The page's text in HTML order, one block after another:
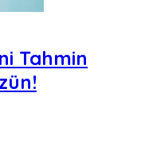
Tahmin